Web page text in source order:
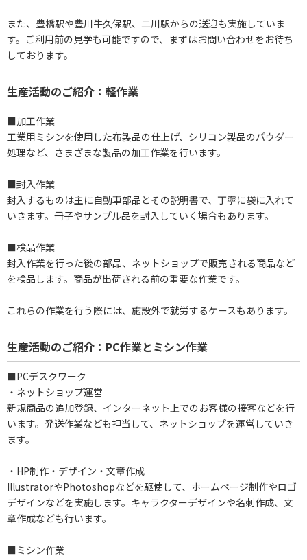
また、豊橋駅や豊川牛久保駅、二川駅からの送迎も実施していま
す。ご利用前の見学も可能ですので、まずはお問い合わせをお待ち
しております。
生産活動のご紹介：軽作業
■加工作業
工業用ミシンを使用した布製品の仕上げ、シリコン製品のパウダー
処理など、さまざまな製品の加工作業を行います。
■封入作業
封入するものは主に自動車部品とその説明書で、丁寧に袋に入れて
いきます。冊子やサンプル品を封入していく場合もあります。
■検品作業
封入作業を行った後の部品、ネットショップで販売される商品など
を検品します。商品が出荷される前の重要な作業です。
これらの作業を行う際には、施設外で就労するケースもあります。
生産活動のご紹介：PC作業とミシン作業
■PCデスクワーク
・ネットショップ運営
新規商品の追加登録、インターネット上でのお客様の接客などを行
います。発送作業なども担当して、ネットショップを運営していき
ます。
・HP制作・デザイン・文章作成
IllustratorやPhotoshopなどを駆使して、ホームページ制作やロゴ
デザインなどを実施します。キャラクターデザインや名刺作成、文
章作成なども行います。
■ミシン作業